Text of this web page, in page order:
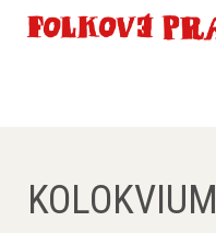
KOLOKVIUM